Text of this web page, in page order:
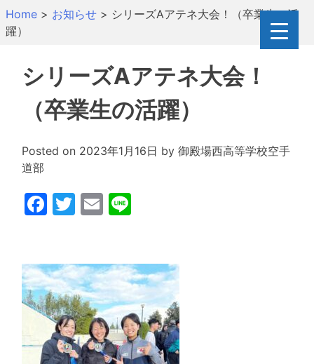
Skip
to
content
Home > お知らせ > シリーズAアテネ大会！（卒業生の活
躍）
シリーズAアテネ大会！
（卒業生の活躍）
Posted on 2023年1月16日 by 御殿場西高等学校空手
道部
Facebook
Twitter
Email